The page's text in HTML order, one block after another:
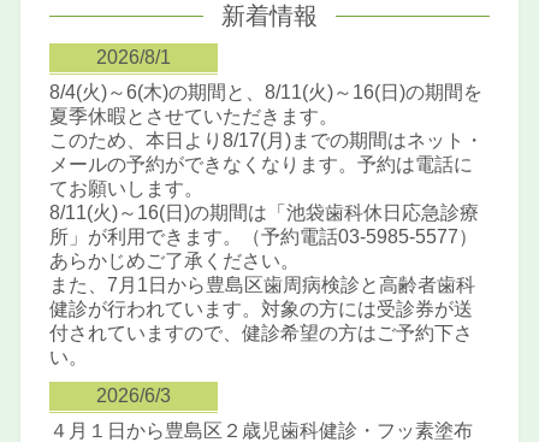
新着情報
2026/8/1
8/4(火)～6(木)の期間と、8/11(火)～16(日)の期間を
夏季休暇とさせていただきます。
このため、本日より8/17(月)までの期間はネット・
メールの予約ができなくなります。予約は電話に
てお願いします。
8/11(火)～16(日)の期間は「池袋歯科休日応急診療
所」が利用できます。（予約電話03-5985-5577）
あらかじめご了承ください。
また、7月1日から豊島区歯周病検診と高齢者歯科
健診が行われています。対象の方には受診券が送
付されていますので、健診希望の方はご予約下さ
い。
2026/6/3
４月１日から豊島区２歳児歯科健診・フッ素塗布